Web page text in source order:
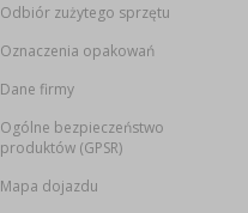
Odbiór zużytego sprzętu
Oznaczenia opakowań
Dane firmy
Ogólne bezpieczeństwo
produktów (GPSR)
Mapa dojazdu